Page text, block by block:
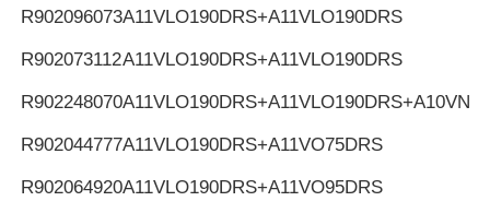
R902096073A11VLO190DRS+A11VLO190DRS
R902073112A11VLO190DRS+A11VLO190DRS
R902248070
R902044777A11VLO190DRS+A11VO75DRS
R902064920A11VLO190DRS+A11VO95DRS